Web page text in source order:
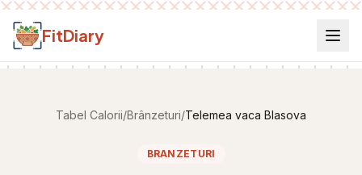
Salt la conținut
FitDiary
Tabel Calorii/Brânzeturi/Telemea vaca Blasova
BRANZETURI